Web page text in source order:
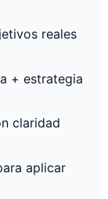
reales
+ estrategia
claridad
aplicar